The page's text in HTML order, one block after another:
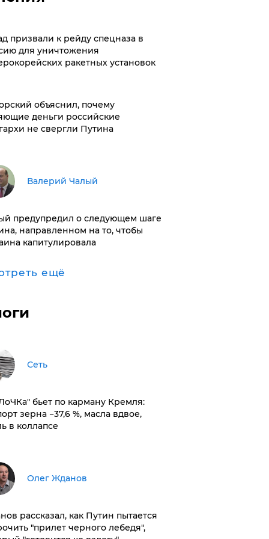
призвали к рейду спецназа в
для уничтожения
ракетных установок
объяснил, почему
деньги российские
не свергли Путина
Валерий Чалый
предупредил о следующем шаге
направленном на то, чтобы
капитулировала
ещё
Сеть
бьет по карману Кремля:
зерна −37,6 %, масла вдвое,
в коллапсе
Олег Жданов
рассказал, как Путин пытается
"прилет черного лебедя",